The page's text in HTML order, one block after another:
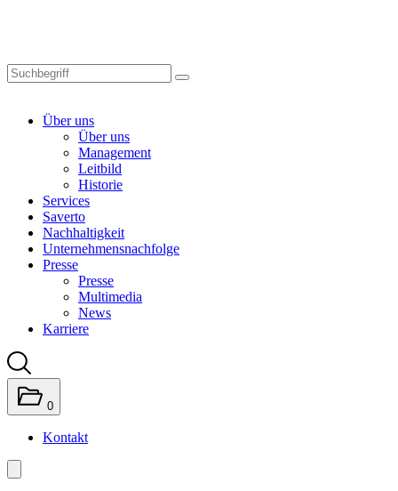
content
Über uns
Über uns
Management
Leitbild
Historie
Services
Saverto
Nachhaltigkeit
Unternehmensnachfolge
Presse
Presse
Multimedia
News
Karriere
0
Kontakt